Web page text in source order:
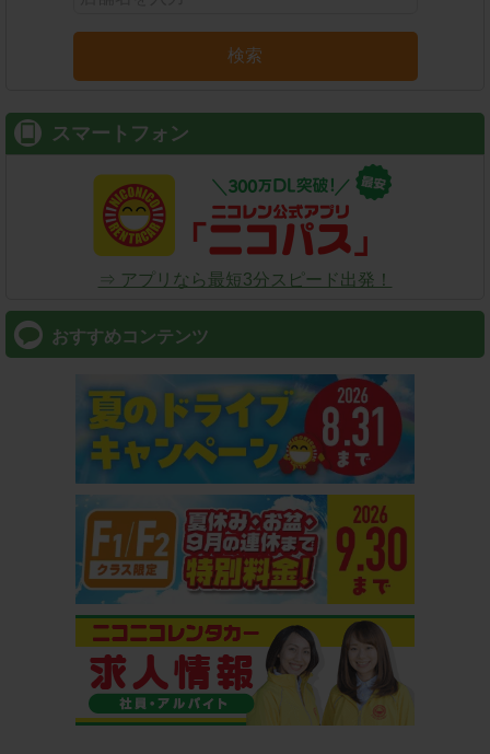
検索
スマートフォン
⇒ アプリなら最短3分スピード出発！
おすすめコンテンツ